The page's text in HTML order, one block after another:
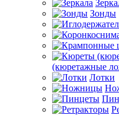
Зонды
(кюретажные
Лотки